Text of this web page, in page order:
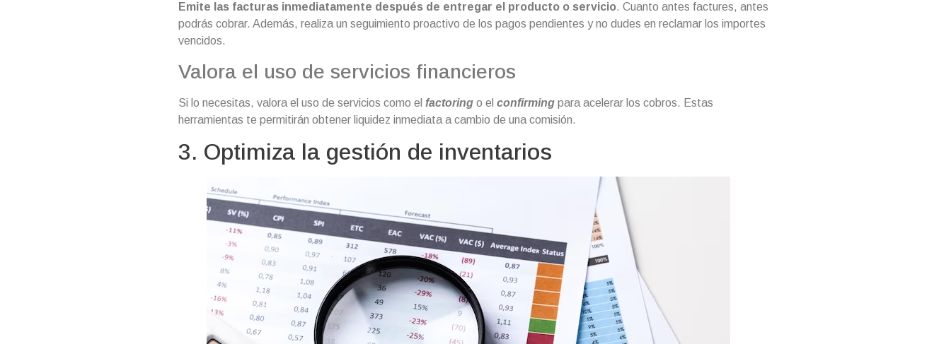
Emite las facturas inmediatamente después de entregar el producto o servicio. Cuanto antes factures, antes
podrás cobrar. Además, realiza un seguimiento proactivo de los pagos pendientes y no dudes en reclamar los importes
vencidos.
Valora el uso de servicios financieros
Si lo necesitas, valora el uso de servicios como el factoring o el confirming para acelerar los cobros. Estas
herramientas te permitirán obtener liquidez inmediata a cambio de una comisión.
3. Optimiza la gestión de inventarios